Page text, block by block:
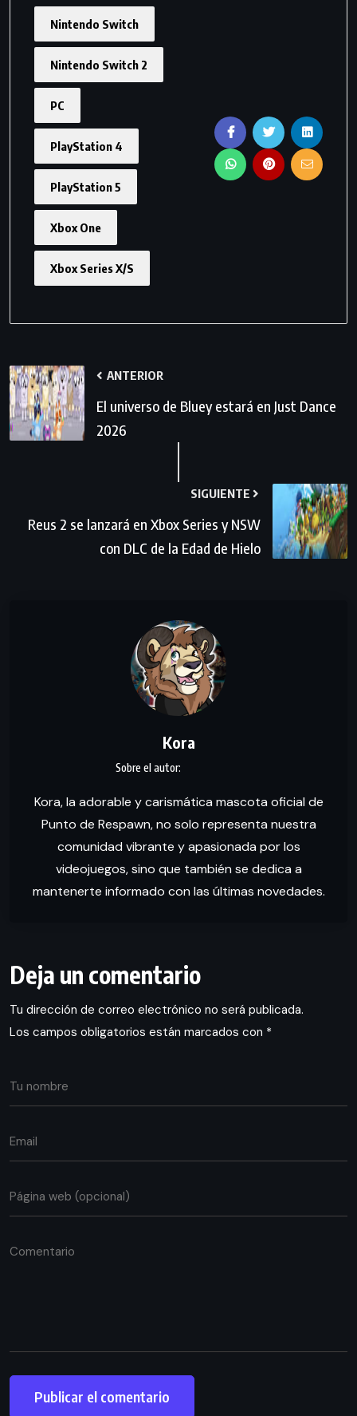
Nintendo Switch
Nintendo Switch 2
PC
PlayStation 4
PlayStation 5
Xbox One
Xbox Series X/S
ANTERIOR
El universo de Bluey estará en Just Dance
2026
SIGUIENTE
Reus 2 se lanzará en Xbox Series y NSW
con DLC de la Edad de Hielo
Kora
Kora, la adorable y carismática mascota oficial de
Punto de Respawn, no solo representa nuestra
comunidad vibrante y apasionada por los
videojuegos, sino que también se dedica a
mantenerte informado con las últimas novedades.
Deja un comentario
Tu dirección de correo electrónico no será publicada.
Los campos obligatorios están marcados con *